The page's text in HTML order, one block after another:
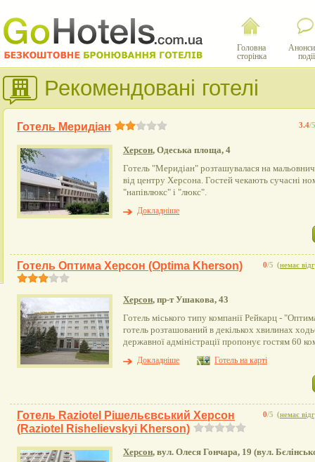
Головна
сторінка
події
Рекомендовані готелі
3.4/5
Готель Меридіан
Херсон, Одеська площа, 4
Готель "Меридіан" розташувалася на
від центру Херсона. Гостей чекають сучасні
"напівлюкс" і "люкс".
Докладніше
0/5 (немає
Готель Оптима Херсон (Optima Kherson)
Херсон, пр-т Ушакова, 43
Готель міського типу компанії Рейкарц -
готель розташований в декількох хвилинах
державної адміністрації пропонує гостям 60
Докладніше
Готель на карті
0/5 (немає
Готель Raziotel Рішельєвський Херсон
(Raziotel Rishelievskyi Kherson)
Херсон, вул. Олеся Гончара, 19 (вул.